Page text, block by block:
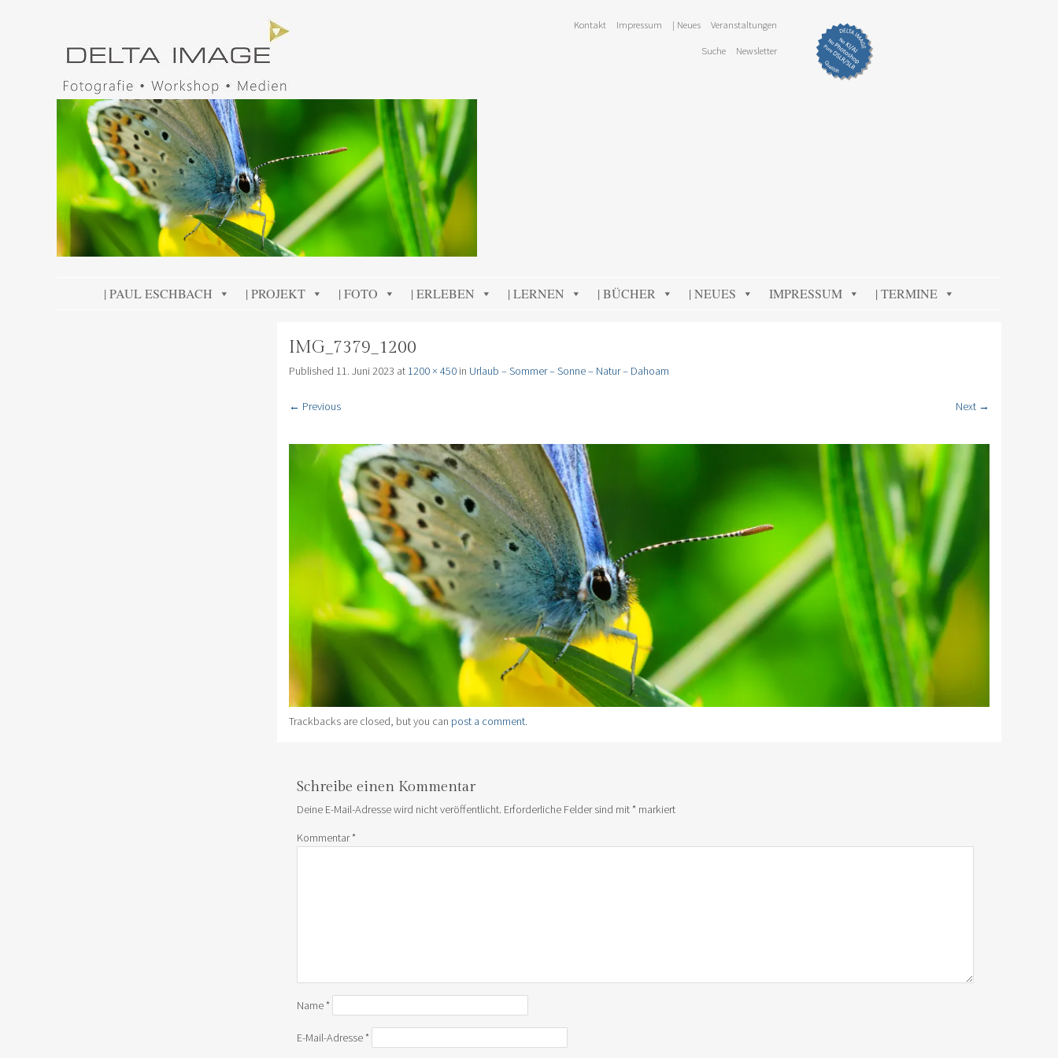
Kontakt Impressum | Neues Veranstaltungen
Suche Newsletter
SKIP TO CONTENT
| PAUL ESCHBACH | PROJEKT | FOTO | ERLEBEN | LERNEN | BÜCHER | NEUES IMPRESSUM | TERMINE
IMG_7379_1200
Published 11. Juni 2023 at 1200 × 450 in Urlaub – Sommer – Sonne – Natur – Dahoam
← Previous Next →
Trackbacks are closed, but you can post a comment.
Schreibe einen Kommentar
Deine E-Mail-Adresse wird nicht veröffentlicht. Erforderliche Felder sind mit* markiert
Kommentar*
Name*
E-Mail-Adresse*